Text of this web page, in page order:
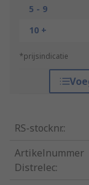
5 - 9
10 +
*prijsindicatie
RS-stocknr.:
Artikelnummer
Distrelec: